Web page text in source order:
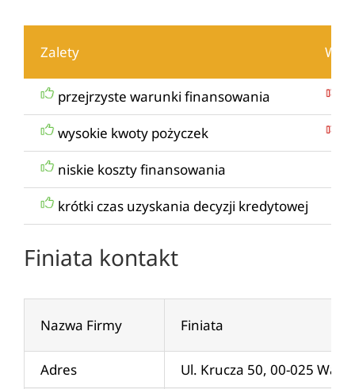
Zalety
przejrzyste warunki finansowania
wysokie kwoty pożyczek
niskie koszty finansowania
krótki czas uzyskania decyzji kredytowej
Finiata kontakt
Nazwa Firmy Finiata
Adres
Ul. Krucza 50, 00-025